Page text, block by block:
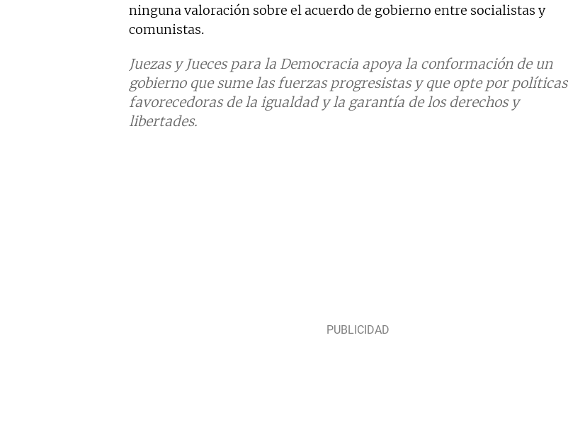
ninguna valoración sobre el acuerdo de gobierno entre socialistas y
comunistas.
Juezas y Jueces para la Democracia apoya la conformación de un
gobierno que sume las fuerzas progresistas y que opte por políticas
favorecedoras de la igualdad y la garantía de los derechos y
libertades.